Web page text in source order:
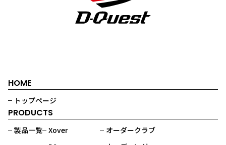
HOME
トップページ
PRODUCTS
製品一覧 Xover
オーダークラブ